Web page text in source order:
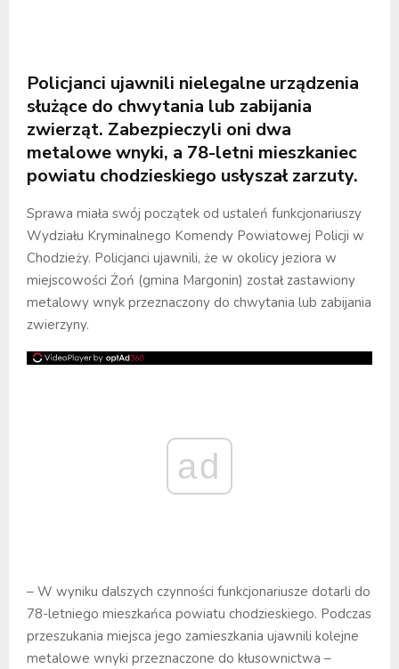
Policjanci ujawnili nielegalne urządzenia
służące do chwytania lub zabijania
zwierząt. Zabezpieczyli oni dwa
metalowe wnyki, a 78-letni mieszkaniec
powiatu chodzieskiego usłyszał zarzuty.
Sprawa miała swój początek od ustaleń funkcjonariuszy
Wydziału Kryminalnego Komendy Powiatowej Policji w
Chodzieży. Policjanci ujawnili, że w okolicy jeziora w
miejscowości Żoń (gmina Margonin) został zastawiony
metalowy wnyk przeznaczony do chwytania lub zabijania
zwierzyny.
ad
– W wyniku dalszych czynności funkcjonariusze dotarli do
78-letniego mieszkańca powiatu chodzieskiego. Podczas
przeszukania miejsca jego zamieszkania ujawnili kolejne
metalowe wnyki przeznaczone do kłusownictwa –